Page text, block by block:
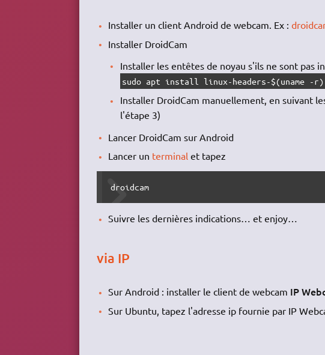
Installer un client Android de webcam. Ex :
Installer DroidCam
Installer les entêtes de noyau s'ils ne sont pas
sudo apt install linux-headers-$(uname -r)
Installer DroidCam manuellement, en suivant
l'étape 3)
Lancer DroidCam sur Android
Lancer un terminal et tapez
droidcam
Suivre les dernières indications… et enjoy…
via IP
Sur Android : installer le client de webcam IP
Sur Ubuntu, tapez l'adresse ip fournie par IP